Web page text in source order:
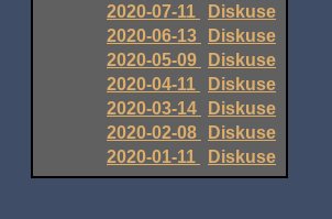
2020-07-11
Diskuse
2020-06-13
Diskuse
2020-05-09
Diskuse
2020-04-11
Diskuse
2020-03-14
Diskuse
2020-02-08
Diskuse
2020-01-11
Diskuse